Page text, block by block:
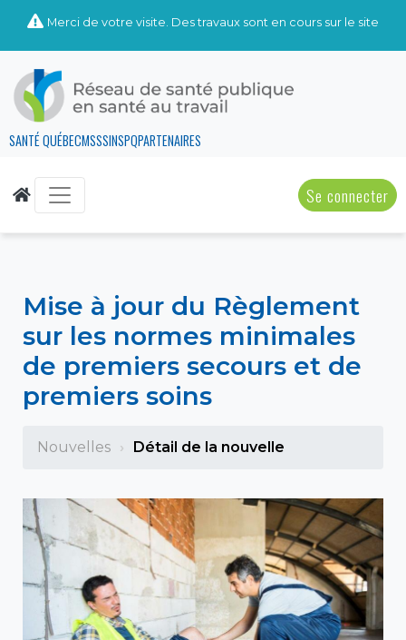
Merci de votre visite. Des travaux sont en cours sur le site
SANTÉ QUÉBECMSSSINSPQPARTENAIRES
Se connecter
Mise à jour du Règlement
sur les normes minimales
de premiers secours et de
premiers soins
Nouvelles Détail de la nouvelle